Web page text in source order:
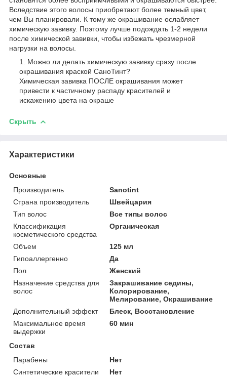
Вследствие этого волосы приобретают более темный цвет,
чем Вы планировали. К тому же окрашивание ослабляет
химическую завивку. Поэтому лучше подождать 1-2 недели
после химической завивки, чтобы избежать чрезмерной
нагрузки на волосы.
Можно ли делать химическую завивку сразу после
окрашивания краской СаноТинт?
Химическая завивка ПОСЛЕ окрашивания может
привести к частичному распаду красителей и
искажению цвета на окраше
Скрыть
Характеристики
Основные
Производитель
Sanotint
Страна производитель
Швейцария
Тип волос
Все типы волос
Классификация
косметического средства
Органическая
Объем
125 мл
Гипоаллергенно
Да
Пол
Женский
Назначение средства для
волос
Закрашивание седины,
Колорирование,
Мелирование, Окрашивание
Дополнительный эффект
Блеск, Восстановление
Максимальное время
выдержки
60 мин
Состав
Парабены
Нет
Синтетические красители
Нет